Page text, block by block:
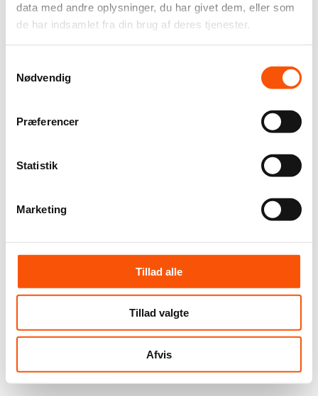
data med andre oplysninger, du har givet dem, eller som
de har indsamlet fra din brug af deres tjenester.
Nødvendig
Præferencer
Statistik
Marketing
Tillad alle
Tillad valgte
Afvis